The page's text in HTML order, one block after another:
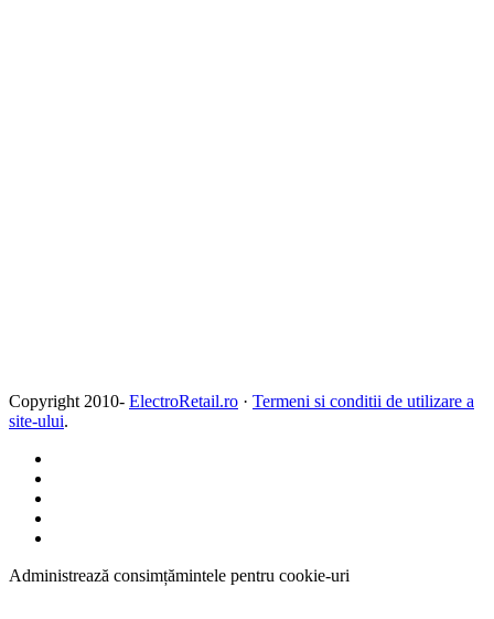
Copyright 2010- ElectroRetail.ro · Termeni si conditii de utilizare a
site-ului.
Administrează consimțămintele pentru cookie-uri